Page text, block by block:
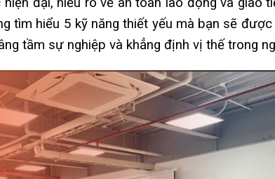
tìm hiểu 5 kỹ năng thiết yếu mà bạn sẽ
tầm sự nghiệp và khẳng định vị thế trong